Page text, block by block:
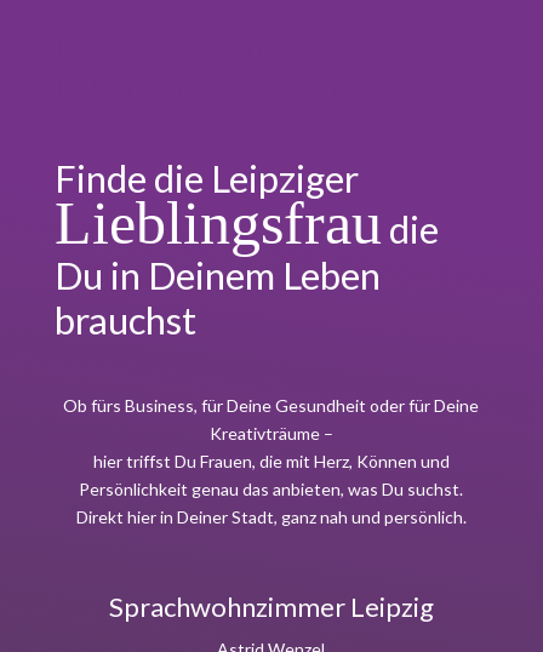
Finde die Leipziger
Lieblingsfrau die
Du in Deinem Leben
brauchst
Ob fürs Business, für Deine Gesundheit oder für Deine
Kreativträume –
hier triffst Du Frauen, die mit Herz, Können und
Persönlichkeit genau das anbieten, was Du suchst.
Direkt hier in Deiner Stadt, ganz nah und persönlich.
Sprachwohnzimmer Leipzig